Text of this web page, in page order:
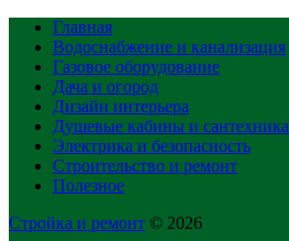
Главная
Водоснабжение и канализация
Газовое оборудование
Дача и огород
Дизайн интерьера
Душевые кабины и сантехника
Электрика и безопасность
Строительство и ремонт
Полезное
Стройка и ремонт © 2026